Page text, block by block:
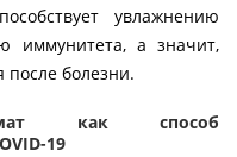
увлажнению
иммунитета, а значит,
после болезни.
как способ
19